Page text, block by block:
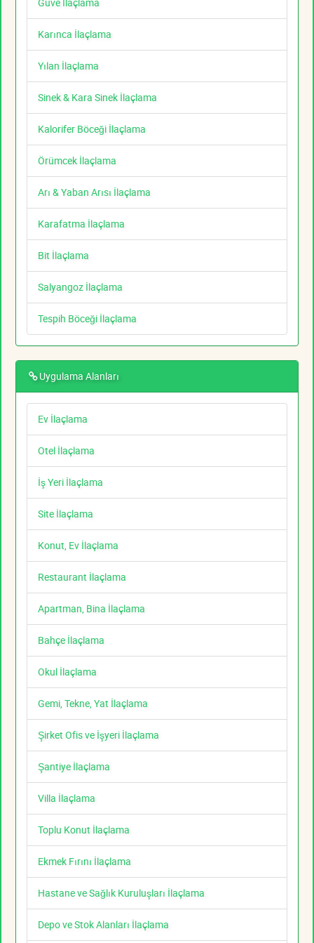
Karınca İlaçlama
Yılan İlaçlama
Sinek & Kara Sinek İlaçlama
Kalorifer Böceği İlaçlama
Örümcek İlaçlama
Arı & Yaban Arısı İlaçlama
Karafatma İlaçlama
Bit İlaçlama
Salyangoz İlaçlama
Tespih Böceği İlaçlama
Uygulama Alanları
Ev İlaçlama
Otel İlaçlama
İş Yeri İlaçlama
Site İlaçlama
Konut, Ev İlaçlama
Restaurant İlaçlama
Apartman, Bina İlaçlama
Bahçe İlaçlama
Okul İlaçlama
Gemi, Tekne, Yat İlaçlama
Şirket Ofis ve İşyeri İlaçlama
Şantiye İlaçlama
Villa İlaçlama
Toplu Konut İlaçlama
Ekmek Fırını İlaçlama
Hastane ve Sağlık Kuruluşları İlaçlama
Depo ve Stok Alanları İlaçlama